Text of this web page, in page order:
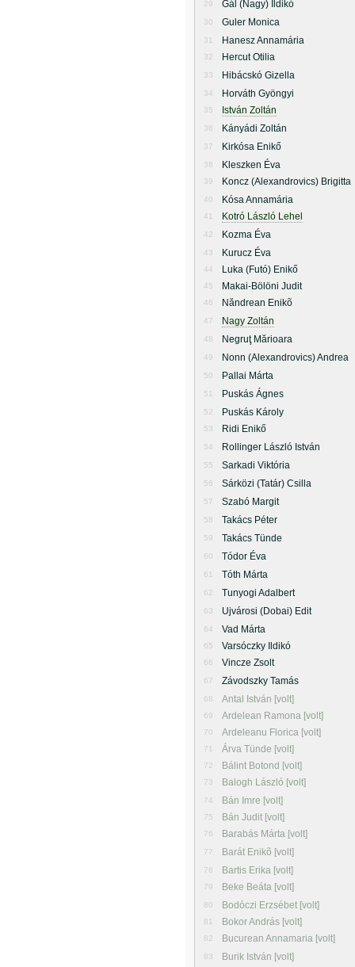
29 Gál (Nagy) Ildikó
30 Guler Monica
31 Hanesz Annamária
32 Hercut Otilia
33 Hibácskó Gizella
34 Horváth Gyöngyi
35 István Zoltán
36 Kányádi Zoltán
37 Kirkósa Enikő
38 Kleszken Éva
39 Koncz (Alexandrovics) Brigitta
40 Kósa Annamária
41 Kotró László Lehel
42 Kozma Éva
43 Kurucz Éva
44 Luka (Futó) Enikő
45 Makai-Bölöni Judit
46 Năndrean Enikõ
47 Nagy Zoltán
48 Negruţ Mărioara
49 Nonn (Alexandrovics) Andrea
50 Pallai Márta
51 Puskás Ágnes
52 Puskás Károly
53 Ridi Enikő
54 Rollinger László István
55 Sarkadi Viktória
56 Sárközi (Tatár) Csilla
57 Szabó Margit
58 Takács Péter
59 Takács Tünde
60 Tódor Éva
61 Tóth Márta
62 Tunyogi Adalbert
63 Ujvárosi (Dobai) Edit
64 Vad Márta
65 Varsóczky Ildikó
66 Vincze Zsolt
67 Závodszky Tamás
68 Antal István [volt]
69 Ardelean Ramona [volt]
70 Ardeleanu Florica [volt]
71 Árva Tünde [volt]
72 Bálint Botond [volt]
73 Balogh László [volt]
74 Bán Imre [volt]
75 Bán Judit [volt]
76 Barabás Márta [volt]
77 Barát Enikõ [volt]
78 Bartis Erika [volt]
79 Beke Beáta [volt]
80 Bodóczi Erzsébet [volt]
81 Bokor András [volt]
82 Bucurean Annamaria [volt]
83 Burik István [volt]